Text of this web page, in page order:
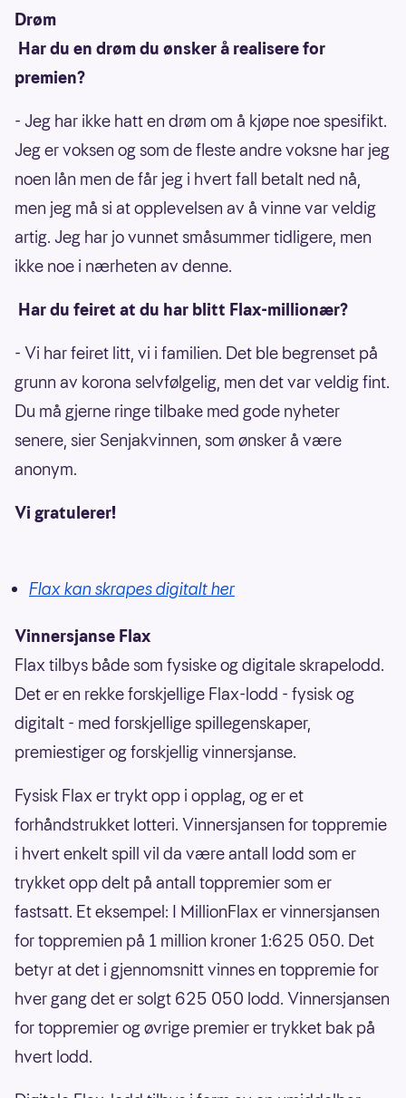
Drøm
Har du en drøm du ønsker å realisere for
premien?
- Jeg har ikke hatt en drøm om å kjøpe noe spesifikt.
Jeg er voksen og som de fleste andre voksne har jeg
noen lån men de får jeg i hvert fall betalt ned nå,
men jeg må si at opplevelsen av å vinne var veldig
artig. Jeg har jo vunnet småsummer tidligere, men
ikke noe i nærheten av denne.
Har du feiret at du har blitt Flax-millionær?
- Vi har feiret litt, vi i familien. Det ble begrenset på
grunn av korona selvfølgelig, men det var veldig fint.
Du må gjerne ringe tilbake med gode nyheter
senere, sier Senjakvinnen, som ønsker å være
anonym.
Vi gratulerer!
Flax kan skrapes digitalt her
Vinnersjanse Flax
Flax tilbys både som fysiske og digitale skrapelodd.
Det er en rekke forskjellige Flax-lodd - fysisk og
digitalt - med forskjellige spillegenskaper,
premiestiger og forskjellig vinnersjanse.
Fysisk Flax er trykt opp i opplag, og er et
forhåndstrukket lotteri. Vinnersjansen for toppremie
i hvert enkelt spill vil da være antall lodd som er
trykket opp delt på antall toppremier som er
fastsatt. Et eksempel: I MillionFlax er vinnersjansen
for toppremien på 1 million kroner 1:625 050. Det
betyr at det i gjennomsnitt vinnes en toppremie for
hver gang det er solgt 625 050 lodd. Vinnersjansen
for toppremier og øvrige premier er trykket bak på
hvert lodd.